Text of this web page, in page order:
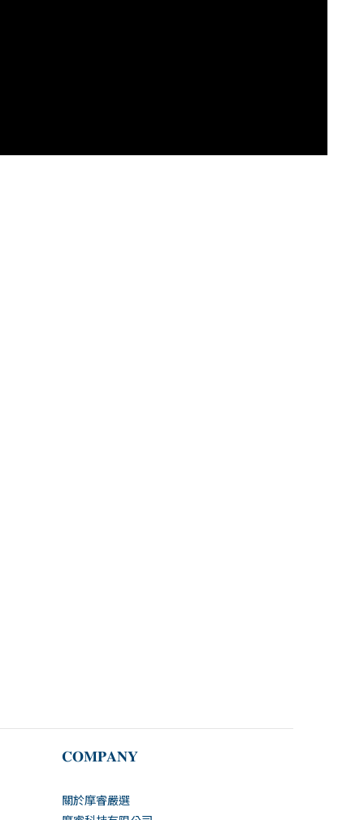
𝐂𝐎𝐌𝐏𝐀𝐍𝐘
關於摩睿嚴選